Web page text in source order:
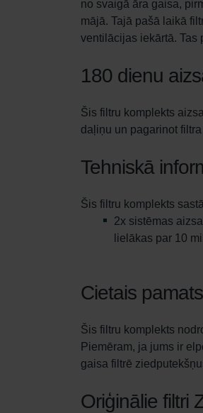
no svaigā āra gaisa,
mājā. Tajā pašā laikā
ventilācijas iekārtā. Tas
180 dienu
Šis filtru komplekts
daļiņu un pagarinot
Tehniskā
Šis filtru komplekts
2x sistēmas
lielākas par 10
Cietais pamats
Šis filtru komplekts
Piemēram, ja jums ir
gaisa filtrē
Oriģinālie filtri